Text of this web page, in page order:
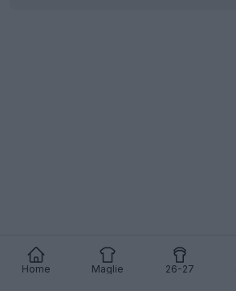
Home Maglie 26-27